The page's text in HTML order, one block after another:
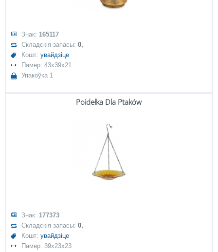
Знак: 165117
Складскія запасы:0,
Кошт:увайдзіце
Памер: 43x39x21
Упакоўка 1
Poidełka Dla Ptaków
Знак: 177373
Складскія запасы:0,
Кошт:увайдзіце
Памер: 39x23x23